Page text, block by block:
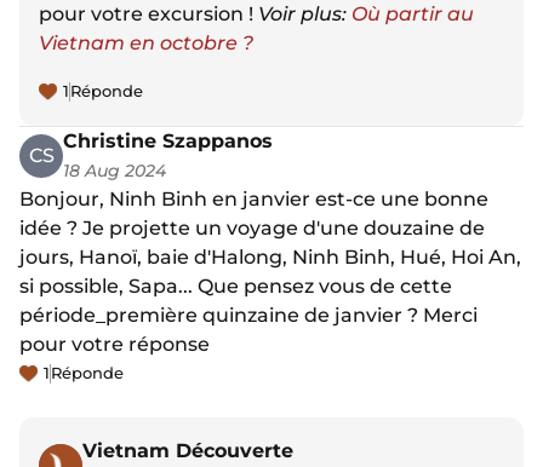
pour votre excursion ! Voir plus: Où partir au
Vietnam en octobre ?
1 Réponde
CS
Christine Szappanos
18 Aug 2024
Bonjour, Ninh Binh en janvier est-ce une bonne
idée ? Je projette un voyage d'une douzaine de
jours, Hanoï, baie d'Halong, Ninh Binh, Hué, Hoi An,
si possible, Sapa... Que pensez vous de cette
période_première quinzaine de janvier ? Merci
pour votre réponse
1 Réponde
Vietnam Découverte